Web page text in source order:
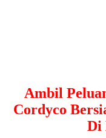
Ambil
Cordyco
Di